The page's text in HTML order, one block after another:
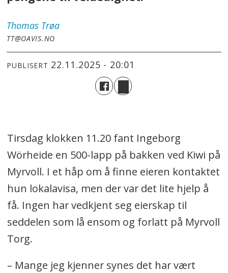
Thomas Trøa
TT@OAVIS.NO
PUBLISERT 22.11.2025 - 20:01
Tirsdag klokken 11.20 fant Ingeborg
Wörheide en 500-lapp på bakken ved Kiwi på
Myrvoll. I et håp om å finne eieren kontaktet
hun lokalavisa, men der var det lite hjelp å
få. Ingen har vedkjent seg eierskap til
seddelen som lå ensom og forlatt på Myrvoll
Torg.
– Mange jeg kjenner synes det har vært